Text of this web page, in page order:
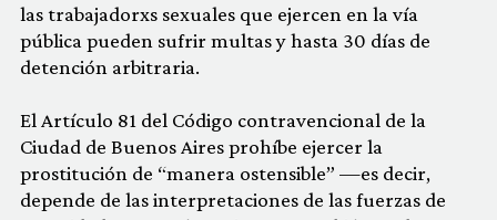
las trabajadorxs sexuales que ejercen en la vía
pública pueden sufrir multas y hasta 30 días de
detención arbitraria.
El Artículo 81 del Código contravencional de la
Ciudad de Buenos Aires prohíbe ejercer la
prostitución de “manera ostensible” —es decir,
depende de las interpretaciones de las fuerzas de